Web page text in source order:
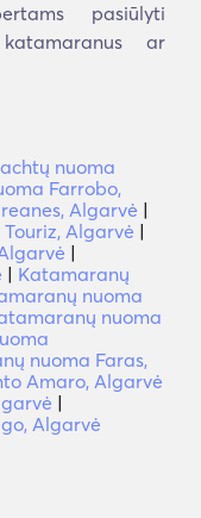
pasiūlyti
ar
nuoma
Farrobo,
Algarvė |
Algarvė |
|
| Katamaranų
nuoma
nuoma
nuoma Faras,
Amaro, Algarvė
|
Algarvė